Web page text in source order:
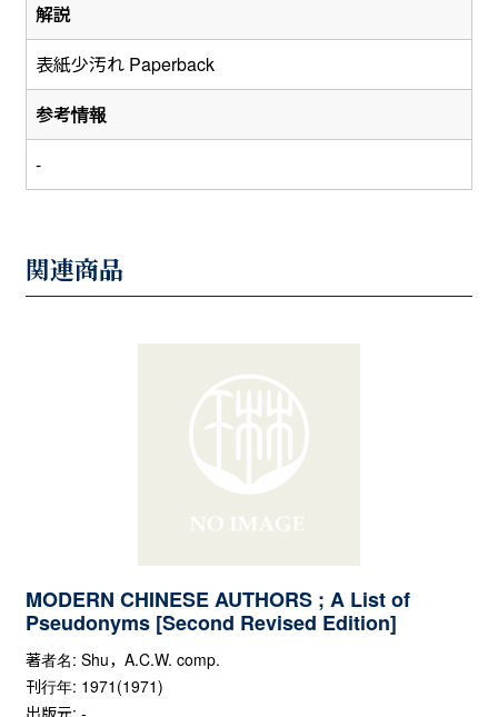
解説
表紙少汚れ Paperback
参考情報
-
関連商品
MODERN CHINESE AUTHORS ; A List of
Pseudonyms [Second Revised Edition]
著者名: Shu，A.C.W. comp.
刊行年: 1971(1971)